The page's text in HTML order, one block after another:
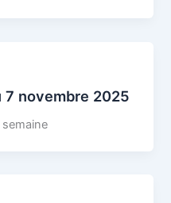
7 novembre 2025